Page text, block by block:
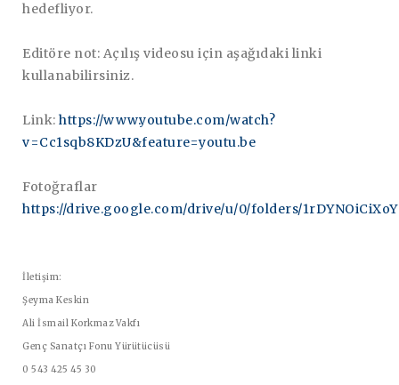
hedefliyor.
Editöre not: Açılış videosu için aşağıdaki linki
kullanabilirsiniz.
Link: https://www.youtube.com/watch?
v=Cc1sqb8KDzU&feature=youtu.be
Fotoğraflar
https://drive.google.com/drive/u/0/folders/
İletişim:
Şeyma Keskin
Ali İsmail Korkmaz Vakfı
Genç Sanatçı Fonu Yürütücüsü
0 543 425 45 30